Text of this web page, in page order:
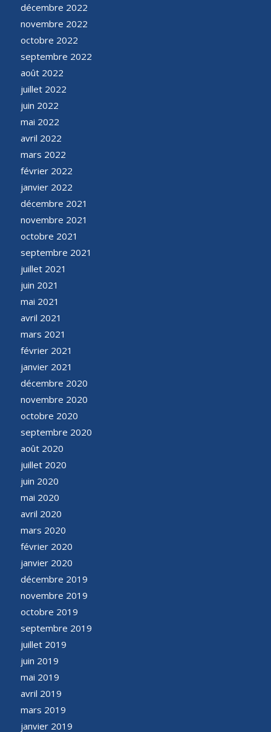
décembre 2022
novembre 2022
octobre 2022
septembre 2022
août 2022
juillet 2022
juin 2022
mai 2022
avril 2022
mars 2022
février 2022
janvier 2022
décembre 2021
novembre 2021
octobre 2021
septembre 2021
juillet 2021
juin 2021
mai 2021
avril 2021
mars 2021
février 2021
janvier 2021
décembre 2020
novembre 2020
octobre 2020
septembre 2020
août 2020
juillet 2020
juin 2020
mai 2020
avril 2020
mars 2020
février 2020
janvier 2020
décembre 2019
novembre 2019
octobre 2019
septembre 2019
juillet 2019
juin 2019
mai 2019
avril 2019
mars 2019
janvier 2019